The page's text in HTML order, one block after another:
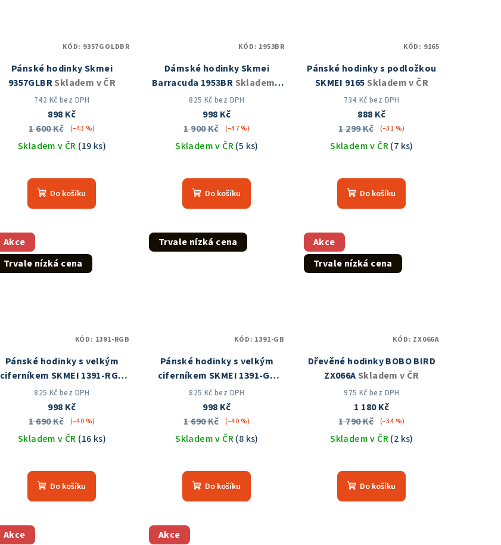
Pánské hodinky Skmei
9357GLBRSkladem v ČR
742 Kč bez DPH
898 Kč
1 600 Kč
(–43 %)
Skladem v ČR (19 ks)
hodnocení
produktu
je
5
hvězdiček.
Do košíku
KÓD: 9357GOLDBR
Dámské hodinky Skmei
Barracuda 1953BR Skladem v
ČR
825 Kč bez DPH
998 Kč
1 900 Kč
(–47 %)
Skladem v ČR(5 ks)
hodnocení
produktu
je
z
5
Do košíku
KÓD: 1953BR
Pánské hodinky s podložkou
SKMEI 9165 Skladem v ČR
734 Kč bez DPH
888 Kč
1 299 Kč
(–31 %)
Skladem v ČR(7 ks)
hodnocení
produktu
je
5
hvězdiček.
Do košíku
KÓD: 9165
Akce
Trvale nízká cena
Pánské hodinky s velkým
ciferníkem SKMEI 1391-RGB
Skladem v ČR
825 Kč bez DPH
998 Kč
1 690 Kč
(–40 %)
Skladem v ČR (16 ks)
hodnocení
produktu
je
Do košíku
KÓD: 1391-RGB
Trvale nízká cena
Pánské hodinky s velkým
ciferníkem SKMEI 1391-GB
Skladem v ČR
825 Kč bez DPH
998 Kč
1 690 Kč
(–40 %)
Skladem v ČR(8 ks)
hodnocení
produktu
je
Do košíku
KÓD: 1391-GB
Akce
Trvale nízká cena
Dřevěné hodinky BOBO BIRD
ZX066A Skladem v ČR
975 Kč bez DPH
1 180 Kč
1 790 Kč
(–34 %)
Skladem v ČR(2 ks)
hodnocení
produktu
je
Do košíku
KÓD: ZX066A
Akce
Akce